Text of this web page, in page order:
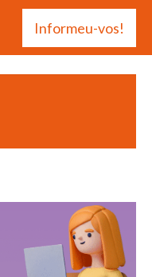
Informeu-vos!